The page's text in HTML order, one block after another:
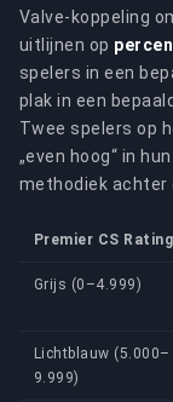
Valve-koppeling
uitlijnen op
spelers in een
plak in een
Twee spelers op
„even hoog“ in
methodiek achter
Premier CS Rating
Grijs (0–4.999)
Lichtblauw (5.000–
9.999)